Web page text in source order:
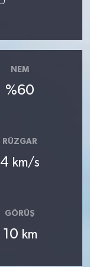
NEM
%60
RÜZGAR
4 km/s
GÖRÜŞ
10 km